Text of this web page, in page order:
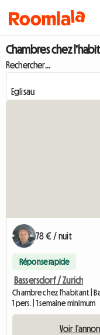
Chambres chez
Rechercher...
78 € / nuit
Réponse rapide
Bassersdorf / Zurich
1 pers. | 1 semaine minimum
Voir